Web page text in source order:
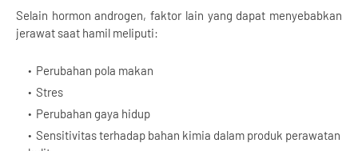
Selain hormon androgen, faktor lain yang dapat menyebabkan
jerawat saat hamil meliputi:
Perubahan pola makan
Stres
Perubahan gaya hidup
Sensitivitas terhadap bahan kimia dalam produk perawatan